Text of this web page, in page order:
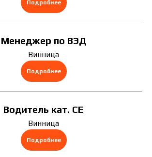
Подробнее
Менеджер по ВЭД
Винница
Подробнее
Водитель кат. CE
Винница
Подробнее
Связаться с менеджером Makosh